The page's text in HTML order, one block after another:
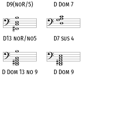
D9(noR/5) D Dom 7
D13 noR/no5 D7 sus 4
D Dom 13 no 9 D Dom 9